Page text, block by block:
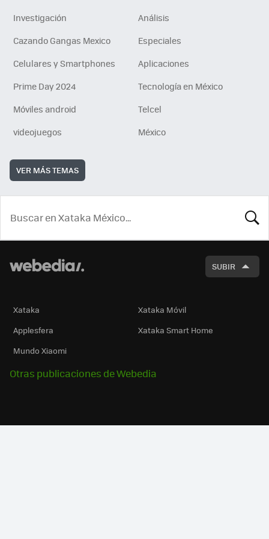
Investigación
Análisis
Cazando Gangas Mexico
Especiales
Celulares y Smartphones
Aplicaciones
Prime Day 2024
Tecnología en México
Móviles android
Telcel
videojuegos
México
VER MÁS TEMAS
SUBIR
Xataka
Xataka Móvil
Applesfera
Xataka Smart Home
Mundo Xiaomi
Otras publicaciones de Webedia